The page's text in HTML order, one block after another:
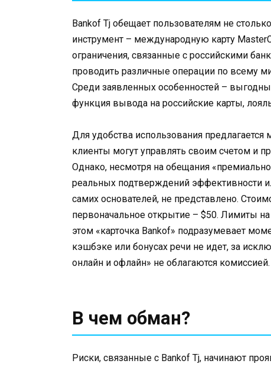
Bankof Tj обещает пользователям не
инструмент – международную карту
ограничения, связанные с российскими
проводить различные операции по всему
Среди заявленных особенностей –
функция вывода на российские карты,
Для удобства использования
клиенты могут управлять своим счетом и
Однако, несмотря на обещания
реальных подтверждений эффективности
самих основателей, не представлено.
первоначальное открытие – $50. Лимиты
этом «карточка Bankof» подразумевает
кэшбэке или бонусах речи не идет, за
онлайн и офлайн» не облагаются комиссией.
В чем обман?
Риски, связанные с Bankof Tj, начинают